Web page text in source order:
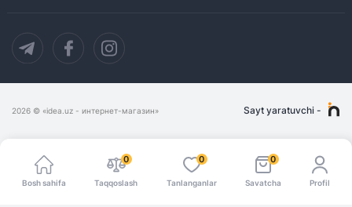
2026 © «idea.uz - интернет-магазин» Sayt yaratuvchi-
Bosh sahifa
0
Taqqoslash
0
Tanlanganlar
0
Savatcha Profil